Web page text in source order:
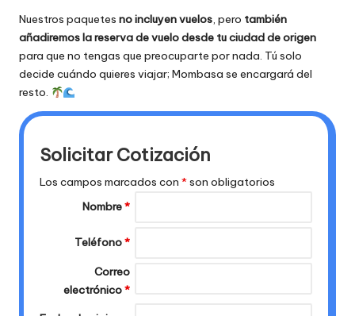
Nuestros paquetes no incluyen vuelos, pero también
añadiremos la reserva de vuelo desde tu ciudad de origen
para que no tengas que preocuparte por nada. Tú solo
decide cuándo quieres viajar; Mombasa se encargará del
resto.
Solicitar Cotización
Los campos marcados con *son obligatorios
Nombre*
Teléfono*
Correo
electrónico*